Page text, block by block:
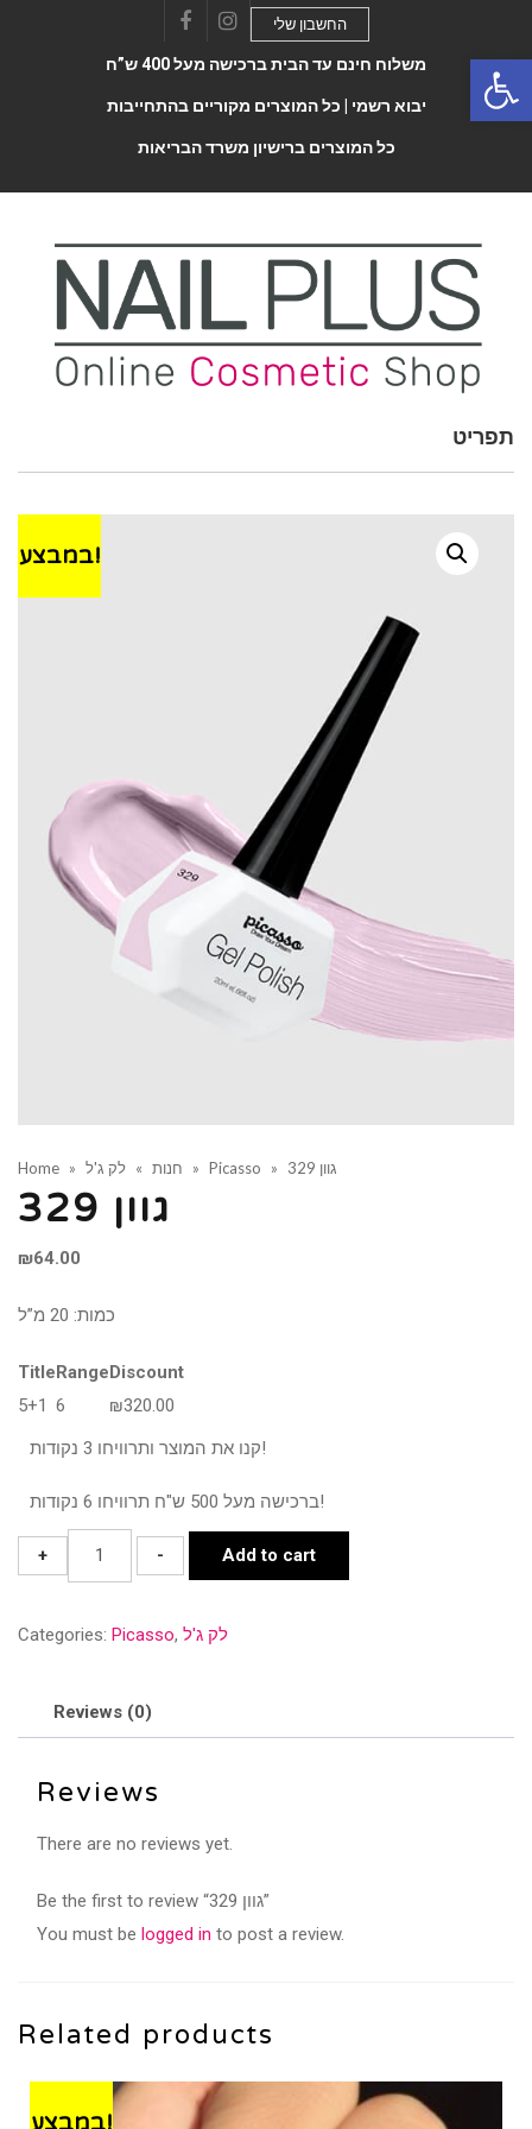
FacebookInstagram
החשבון שלי
משלוח חינם עד הבית ברכישה מעל 400 ש”ח
יבוא רשמי | כל המוצרים מקוריים בהתחייבות
כל המוצרים ברישיון משרד הבריאות
Toggle
תפריט
במבצע!
Home » חנות » לק ג'ל » Picasso » גוון 329
גוון 329
₪64.00
כמות: 20 מ”ל
TitleRangeDiscount
5+1 6 ₪320.00
קנו את המוצר ותרוויחו 3 נקודות!
ברכישה מעל 500 ש"ח תרוויחו 6 נקודות!
+
329
- Add to cart
Categories: Picasso, לק ג'ל
Reviews (0)
Reviews
There are no reviews yet.
Be the first to review “גוון 329”
You must be logged in to post a review.
Related products
במבצע!